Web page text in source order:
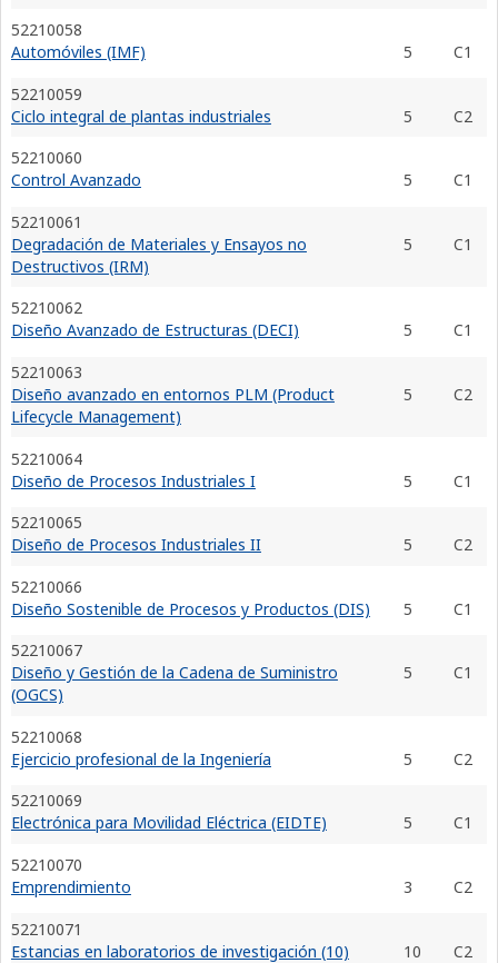
52210058
Automóviles (IMF)
5
C1
52210059
Ciclo integral de plantas industriales
5
C2
52210060
Control Avanzado
5
C1
52210061
Degradación de Materiales y Ensayos no
Destructivos (IRM)
5 C1
52210062
Diseño Avanzado de Estructuras (DECI)
5
C1
52210063
Diseño avanzado en entornos PLM (Product
Lifecycle Management)
5 C2
52210064
Diseño de Procesos Industriales I
5
C1
52210065
Diseño de Procesos Industriales II
5
C2
52210066
Diseño Sostenible de Procesos y Productos (DIS)
5
C1
52210067
Diseño y Gestión de la Cadena de Suministro
(OGCS)
5 C1
52210068
Ejercicio profesional de la Ingeniería
5
C2
52210069
Electrónica para Movilidad Eléctrica (EIDTE)
5
C1
52210070
Emprendimiento
3
C2
52210071
Estancias en laboratorios de investigación (10)
10
C2